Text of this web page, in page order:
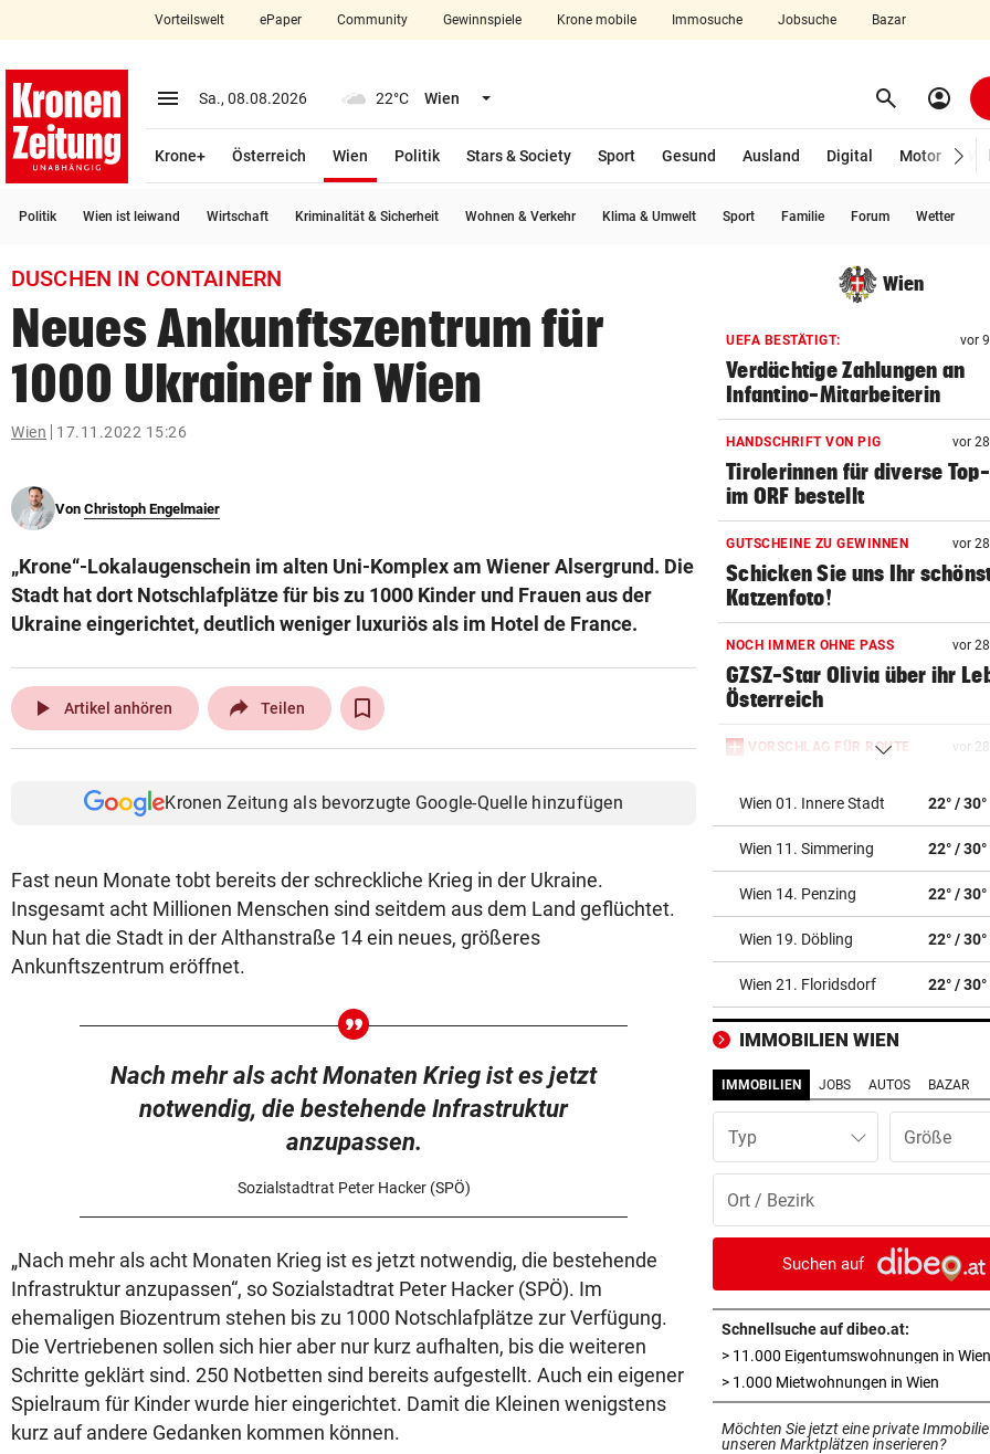
closeSchließen
account_circle Anmelden
arrow_right
bookmark
Suchbegriff
eingeben
© Krone Multimedia GmbH & Co KG 2026
Vorteilswelt ePaper Community Gewinnspiele Krone mobile Immosuche Jobsuche Bazar
menu Menü aufklappen
Sa., 08.08.2026 22°C Wien Menü aufklappen search Suchen
account_circle
Krone+ Österreich Wien
Politik
Stars & Society Sport Gesund Ausland Digital Motor
Politik Wien ist leiwand Wirtschaft Kriminalität & Sicherheit Wohnen & Verkehr Klima & Umwelt Sport Familie Forum Wetter
DUSCHEN IN CONTAINERN
Neues Ankunftszentrum für
1000 Ukrainer in Wien
Wien 17.11.2022 15:26
Von Christoph Engelmaier
„Krone“-Lokalaugenschein im alten Uni-Komplex am Wiener Alsergrund. Die
Stadt hat dort Notschlafplätze für bis zu 1000 Kinder und Frauen aus der
Ukraine eingerichtet, deutlich weniger luxuriös als im Hotel de France.
play_arrow Artikel anhören Teilen
Kronen Zeitung als bevorzugte Google-Quelle hinzufügen
Fast neun Monate tobt bereits der schreckliche Krieg in der Ukraine.
Insgesamt acht Millionen Menschen sind seitdem aus dem Land geflüchtet.
Nun hat die Stadt in der Althanstraße 14 ein neues, größeres
Ankunftszentrum eröffnet.
Nach mehr als acht Monaten Krieg ist es jetzt
notwendig, die bestehende Infrastruktur
anzupassen.
Sozialstadtrat Peter Hacker (SPÖ)
„Nach mehr als acht Monaten Krieg ist es jetzt notwendig, die bestehende
Infrastruktur anzupassen“, so Sozialstadtrat Peter Hacker (SPÖ). Im
ehemaligen Biozentrum stehen bis zu 1000 Notschlafplätze zur Verfügung.
Die Vertriebenen sollen sich hier aber nur kurz aufhalten, bis die weiteren
Schritte geklärt sind. 250 Notbetten sind bereits aufgestellt. Auch ein eigener
Spielraum für Kinder wurde hier eingerichtet. Damit die Kleinen wenigstens
kurz auf andere Gedanken kommen können.
Wien
UEFA BESTÄTIGT: vor
Verdächtige Zahlungen an
Infantino-Mitarbeiterin
HANDSCHRIFT VON PIG vor
Tirolerinnen für diverse
im ORF bestellt
GUTSCHEINE ZU GEWINNEN vor
Schicken Sie uns Ihr
Katzenfoto!
NOCH IMMER OHNE PASS vor
GZSZ-Star Olivia über ihr
Österreich
VORSCHLAG FÜR ROUTE vor
Bahn frei
POSSE UM ÖFB-CAMPUS vor
Wie Bezirksvorsteher
der MA 7 scheitert
4933,33 € VON BLINDEM vor
Grillhaus-Abzocke: Neuer
und weiter geht‘s
Druck kennt die SV Ried
einzig vom Klo
„War echt blöd“
MARIO KUNASEK FORDERT: vor 43
Präventivhaft für Gefährder,
soll abschieben
HEIL KEHRT HEIM vor
Pfeifkonzert? „Habe für den
alles gegeben!“
Wien 01. Innere Stadt 22° / 30°
Wien 11. Simmering 22° / 30°
Wien 14. Penzing 22° / 30°
Wien 19. Döbling 22° / 30°
Wien 21. Floridsdorf 22° / 30°
IMMOBILIEN WIEN
IMMOBILIEN JOBS AUTOS BAZAR
Typ
Suchen auf
Schnellsuche auf dibeo.at:
> 11.000 Eigentumswohnungen in Wien
> 1.000 Mietwohnungen in Wien
Möchten Sie jetzt eine private
unseren Marktplätzen inserieren?